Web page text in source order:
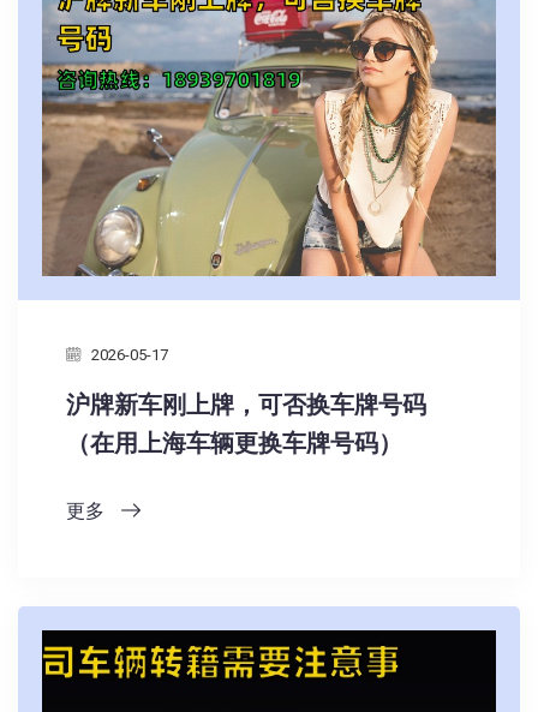
2026-05-17
沪牌新车刚上牌，可否换车牌号码
（在用上海车辆更换车牌号码）
更多